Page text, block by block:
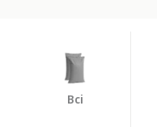
Всі